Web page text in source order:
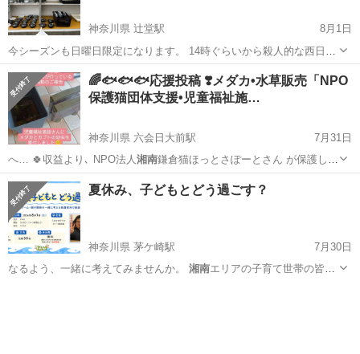
神奈川県 辻堂駅
8月1日
今シーズンも日曜日限定になります。 14時ぐらいから殺人的な西日が
当たる為、時間短縮になります。 販売品種⤵︎ 8時〜13時まで 悪天候に
より早く閉める場合もございます。 幼魚、若魚も含みます。 神奈川県
藤沢市辻...
神奈川 藤沢市 その他 無人販売
🌈🐟️🐟️🐟️応援投稿 ❣️メダカ•水草販売「NPO
保護猫団体支援•児童福祉施…
神奈川県 六会日大前駅
7月31日
へ… 🍀収益より､ NPO法人湘南鎌倉猫ほっとさぽーとさん が保護し
て…
神奈川 藤沢市 六会日大前駅 その他 メダカ
夏休み、子どもとどう過ごす？
神奈川県 茅ケ崎駅
7月30日
なるよう、一緒に考えてみませんか。 湘南エリアの子育て世帯の皆さ